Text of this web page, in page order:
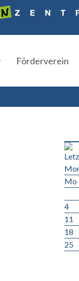
Förderverein
Mo
4
11
18
25